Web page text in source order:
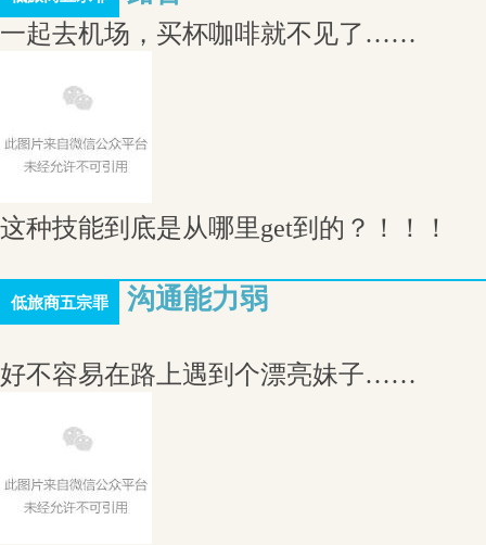
一起去机场，买杯咖啡就不见了……
这种技能到底是从哪里get到的？！！！
低旅商五宗罪 沟通能力弱
好不容易在路上遇到个漂亮妹子……